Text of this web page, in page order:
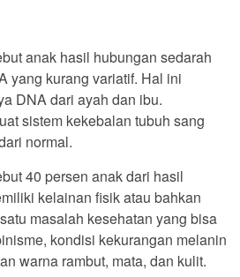
anak hasil hubungan sedarah
yang kurang variatif. Hal ini
DNA dari ayah dan ibu.
sistem kekebalan tubuh sang
normal.
40 persen anak dari hasil
kelainan fisik atau bahkan
masalah kesehatan yang bisa
kondisi kekurangan melanin
warna rambut, mata, dan kulit.